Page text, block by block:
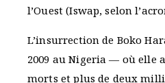
l’Ouest (Iswap, selon
L’insurrection de Boko
2009 au Nigeria — où elle
morts et plus de deux